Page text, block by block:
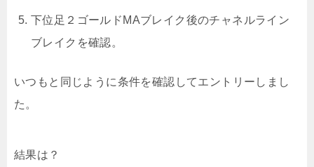
下位足２ゴールドMAブレイク後のチャネルライン
ブレイクを確認。
いつもと同じように条件を確認してエントリーしまし
た。
結果は？